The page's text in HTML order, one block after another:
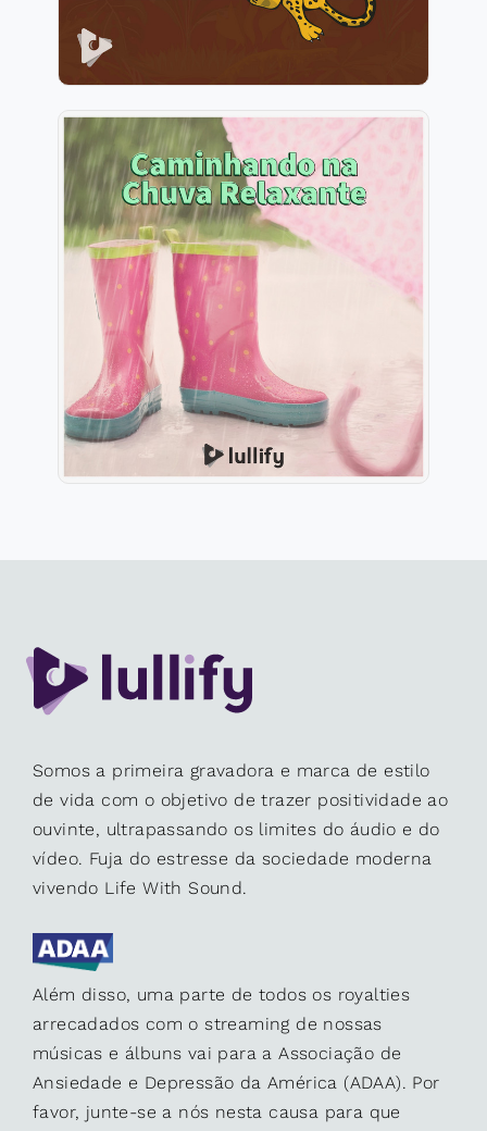
Caminhando na Chuva
Relaxante
Info
Jogar
Somos a primeira gravadora e marca de estilo
de vida com o objetivo de trazer positividade ao
ouvinte, ultrapassando os limites do áudio e do
vídeo. Fuja do estresse da sociedade moderna
vivendo Life With Sound.
Além disso, uma parte de todos os royalties
arrecadados com o streaming de nossas
músicas e álbuns vai para a Associação de
Ansiedade e Depressão da América (ADAA). Por
favor, junte-se a nós nesta causa para que